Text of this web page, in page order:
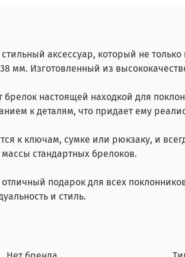
аксессуар, который не
мм. Изготовленный из
настоящей находкой для
к деталям, что придает ему
к ключам, сумке или рюкзаку, и
стандартных брелоков.
подарок для всех
и стиль.